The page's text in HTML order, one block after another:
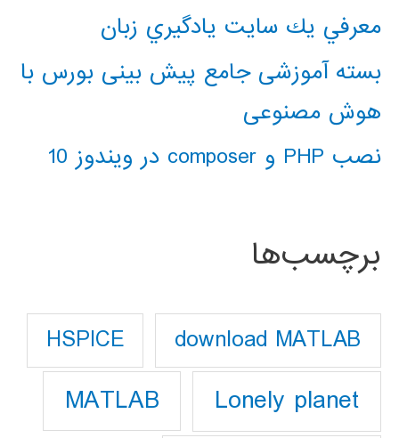
معرفي يك سايت يادگيري زبان
بسته آموزشی جامع پیش بینی بورس با
هوش مصنوعی
نصب PHP و composer در ویندوز 10
برچسب‌ها
download MATLAB
HSPICE
Lonely planet
MATLAB